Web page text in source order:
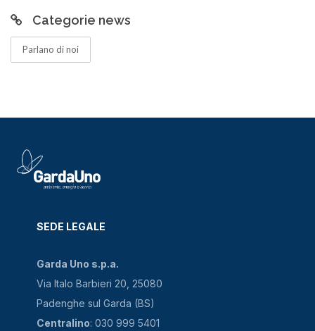
Categorie news
Parlano di noi
SEDE LEGALE
Garda Uno s.p.a.
Via Italo Barbieri 20, 25080
Padenghe sul Garda (BS)
Centralino: 030 999 5401